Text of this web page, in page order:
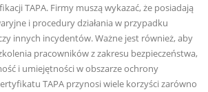
TAPA. Firmy muszą wykazać, że posiadają
i procedury działania w przypadku
innych incydentów. Ważne jest również, aby
pracowników z zakresu bezpieczeństwa,
i umiejętności w obszarze ochrony
TAPA przynosi wiele korzyści zarówno